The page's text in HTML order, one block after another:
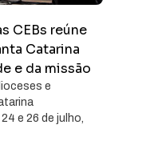
CEBs reúne
Catarina
e da missão
e
e 26 de julho,